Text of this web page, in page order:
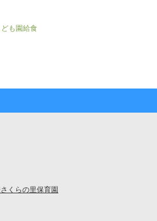
も園給食
くらの里保育園